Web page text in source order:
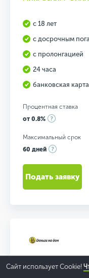
с 18 лет
с досрочным
с пролонгацией
24 часа
банковская карта
Процентная ставка
от 0.8%
Максимальный срок
60 дней
Подать заявку
ДЕНЬГИ НА ДОМ -
Сайт использует Cookie!